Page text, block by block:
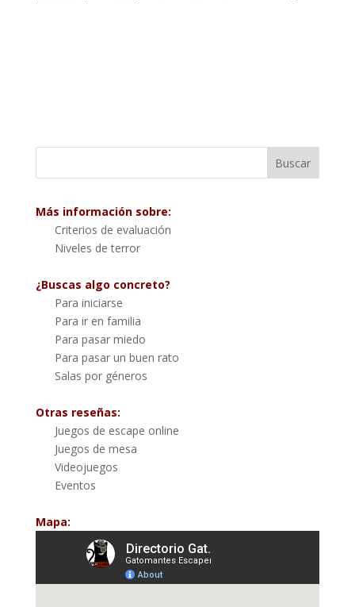
Más información sobre:
Criterios de evaluación
Niveles de terror
¿Buscas algo concreto?
Para iniciarse
Para ir en familia
Para pasar miedo
Para pasar un buen rato
Salas por géneros
Otras reseñas:
Juegos de escape online
Juegos de mesa
Videojuegos
Eventos
Mapa: